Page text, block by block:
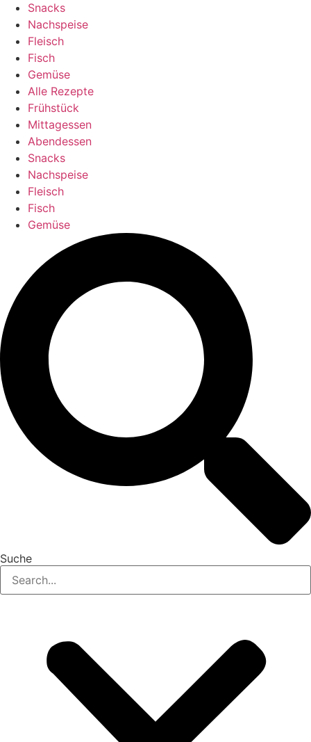
Snacks
Nachspeise
Fleisch
Fisch
Gemüse
Alle Rezepte
Frühstück
Mittagessen
Abendessen
Snacks
Nachspeise
Fleisch
Fisch
Gemüse
Suche